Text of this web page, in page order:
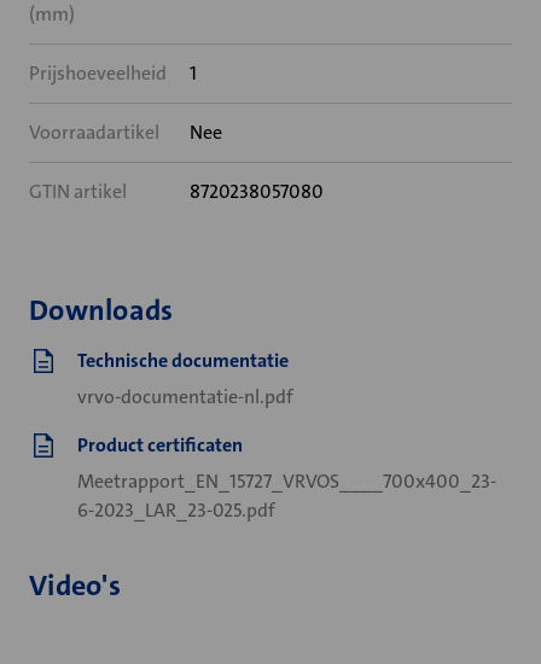
(mm)
Prijshoeveelheid 1
Voorraadartikel Nee
GTIN artikel 8720238057080
Downloads
Technische documentatie
vrvo-documentatie-nl.pdf
Product certificaten
Meetrapport_EN_15727_VRVOS____700x400_23-
6-2023_LAR_23-025.pdf
Video's